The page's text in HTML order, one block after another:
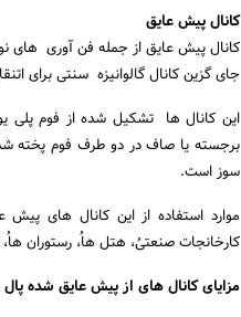
کانال پیش عایق
کانال پیش عایق از جمله فن آوری های
جای گزین کانال گالوانیزه سنتی برای
سوز است.
موارد استفاده از این کانال های
کارخانجات صنعتیُ، هتل هاُ، رستوران
مزایای کانال های از پیش عایق شده